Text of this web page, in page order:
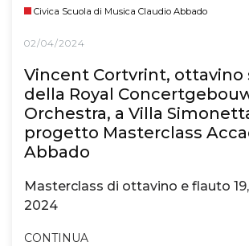
Civica Scuola di Musica Claudio Abbado
02/04/2024
Vincent Cortvrint, ottavino
della Royal
Orchestra, a Villa
progetto Masterclass
Abbado
Masterclass di ottavino e flauto 19,
2024
CONTINUA